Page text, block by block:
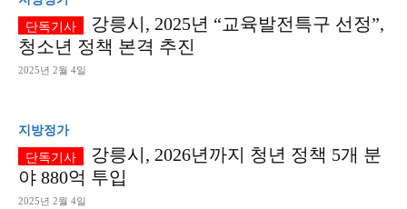
강릉시, 2025년 “교육발전특구 선정”,
청소년 정책 본격 추진
2025년 2월 4일
지방정가
강릉시, 2026년까지 청년 정책 5개 분
야 880억 투입
2025년 2월 4일